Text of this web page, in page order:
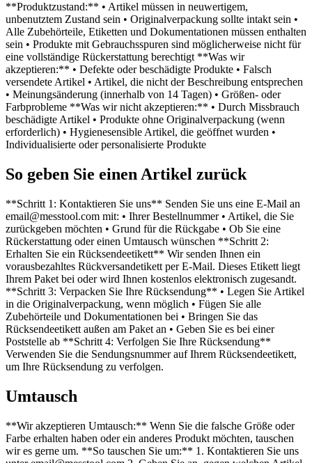
**Produktzustand:** • Artikel müssen in neuwertigem,
unbenutztem Zustand sein • Originalverpackung sollte intakt sein •
Alle Zubehörteile, Etiketten und Dokumentationen müssen enthalten
sein • Produkte mit Gebrauchsspuren sind möglicherweise nicht für
eine vollständige Rückerstattung berechtigt **Was wir
akzeptieren:** • Defekte oder beschädigte Produkte • Falsch
versendete Artikel • Artikel, die nicht der Beschreibung entsprechen
• Meinungsänderung (innerhalb von 14 Tagen) • Größen- oder
Farbprobleme **Was wir nicht akzeptieren:** • Durch Missbrauch
beschädigte Artikel • Produkte ohne Originalverpackung (wenn
erforderlich) • Hygienesensible Artikel, die geöffnet wurden •
Individualisierte oder personalisierte Produkte
So geben Sie einen Artikel zurück
**Schritt 1: Kontaktieren Sie uns** Senden Sie uns eine E-Mail an
email@messtool.com mit: • Ihrer Bestellnummer • Artikel, die Sie
zurückgeben möchten • Grund für die Rückgabe • Ob Sie eine
Rückerstattung oder einen Umtausch wünschen **Schritt 2:
Erhalten Sie ein Rücksendeetikett** Wir senden Ihnen ein
vorausbezahltes Rückversandetikett per E-Mail. Dieses Etikett liegt
Ihrem Paket bei oder wird Ihnen kostenlos elektronisch zugesandt.
**Schritt 3: Verpacken Sie Ihre Rücksendung** • Legen Sie Artikel
in die Originalverpackung, wenn möglich • Fügen Sie alle
Zubehörteile und Dokumentationen bei • Bringen Sie das
Rücksendeetikett außen am Paket an • Geben Sie es bei einer
Poststelle ab **Schritt 4: Verfolgen Sie Ihre Rücksendung**
Verwenden Sie die Sendungsnummer auf Ihrem Rücksendeetikett,
um Ihre Rücksendung zu verfolgen.
Umtausch
**Wir akzeptieren Umtausch:** Wenn Sie die falsche Größe oder
Farbe erhalten haben oder ein anderes Produkt möchten, tauschen
wir es gerne um. **So tauschen Sie um:** 1. Kontaktieren Sie uns